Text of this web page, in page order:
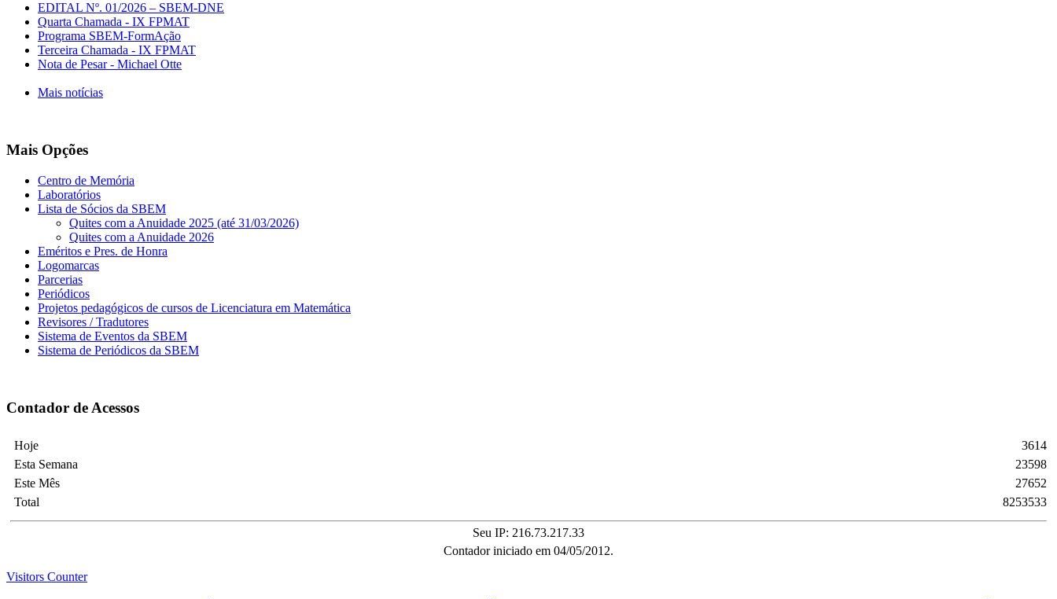
EDITAL Nº. 01/2026 – SBEM-DNE
Quarta Chamada - IX FPMAT
Programa SBEM-FormAção
Terceira Chamada - IX FPMAT
Nota de Pesar - Michael Otte
Mais notícias
Mais Opções
Centro de Memória
Laboratórios
Lista de Sócios da SBEM
Quites com a Anuidade 2025 (até 31/03/2026)
Quites com a Anuidade 2026
Eméritos e Pres. de Honra
Logomarcas
Parcerias
Periódicos
Projetos pedagógicos de cursos de Licenciatura em Matemática
Revisores / Tradutores
Sistema de Eventos da SBEM
Sistema de Periódicos da SBEM
Contador de Acessos
Hoje
Esta Semana
Este Mês
Total
3614
23598
27652
8253533
Seu IP: 216.73.217.33
Contador iniciado em 04/05/2012.
Visitors Counter